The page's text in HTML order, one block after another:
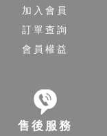
加入會員
訂單查詢
會員權益
售後服務